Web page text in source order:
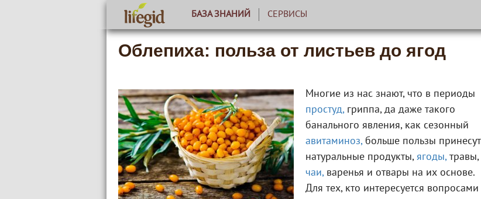
БАЗА ЗНАНИЙ СЕРВИСЫ
Облепиха: польза от листьев до ягод
Многие из нас знают, что в периоды
простуд,гриппа, да даже такого
банального явления, как сезонный
авитаминоз,больше пользы принесут
натуральные продукты, ягоды,травы,
чаи,варенья и отвары на их основе.
Для тех, кто интересуется вопросами